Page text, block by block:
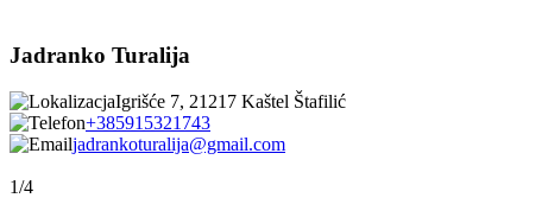
Jadranko Turalija
Igrišće 7, 21217 Kaštel Štafilić
+385915321743
jadrankoturalija@gmail.com
1/4